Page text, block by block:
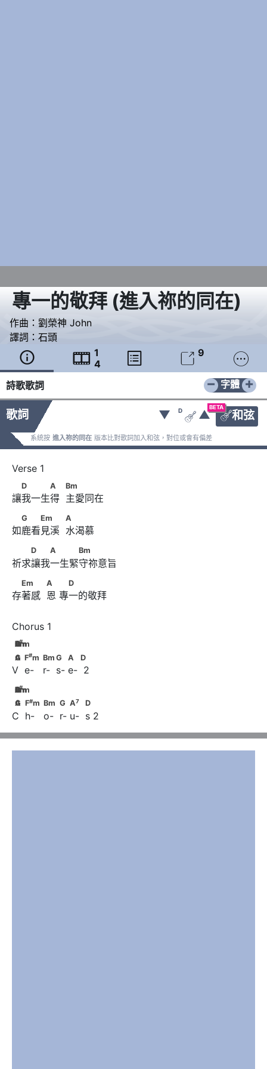
專一的敬拜(進入祢的同在)
作曲： 劉榮神 John
譯詞： 石頭
  1
4
  9 
詩歌歌詞 − +
字體
歌詞
BETA
和弦
▼ D
 ▲
系統按 進入祢的同在 版本比對歌詞加入和弦，對位或會有偏差
D　　　A　            Bm
D A Bm
讓我一生得  主愛同在
G　　Em　　            A
G Em A
如鹿看見溪  水渴慕
D　　A　　　Bm
D A Bm
祈求讓我一生緊守祢意旨
Em　　            A　      　D
Em A D
存著感  恩 專一的敬拜
GAF
G
A
F#m
Bm
Em
A
D
GA             F# m                    Bm              G        A        D
G
A F#m Bm G A D
V  e-   r-  s- e-  2
GAF
G
A
F#m
Bm
Em
A
D
GA             F #m                    Bm              G        A
G
A F#m Bm G A7 D
C  h-   o-  r- u-  s 2